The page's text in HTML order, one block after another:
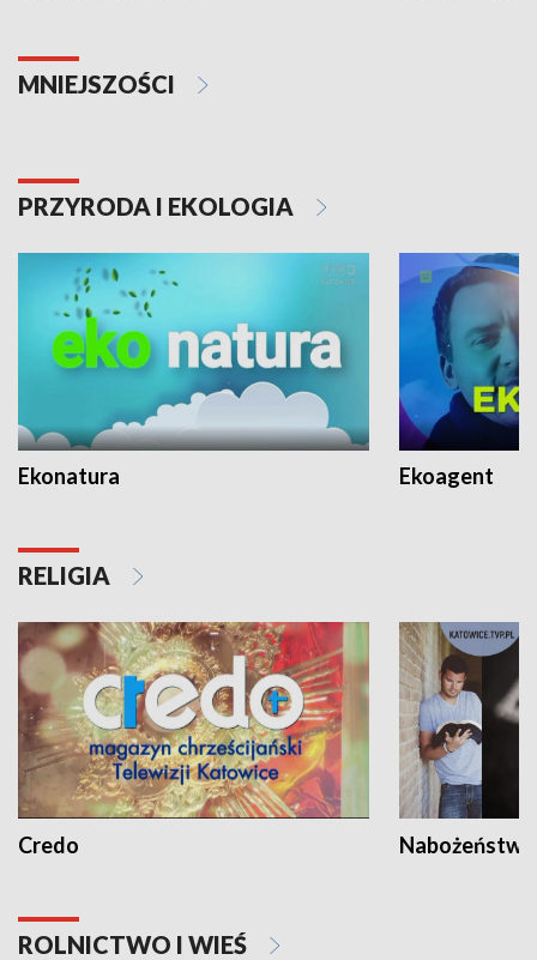
MNIEJSZOŚCI
PRZYRODA I EKOLOGIA
Ekonatura Ekoagent
RELIGIA
Credo
ROLNICTWO I WIEŚ